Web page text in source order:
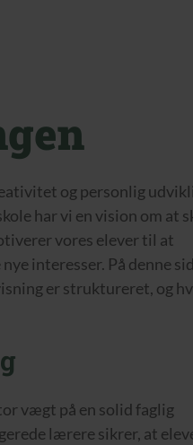
og personlig
har vi en vision om at
vores elever til at
interesser. På denne
er struktureret, og
vægt på en solid faglig
lærere sikrer, at